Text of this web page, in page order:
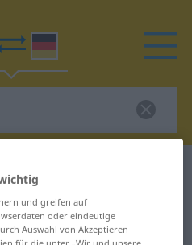
Übersetzung
und greifen auf
oder eindeutige
Auswahl von Akzeptieren